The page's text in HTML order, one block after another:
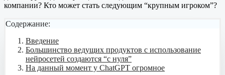
компании? Кто может стать следующим “крупным игроком”?
Содержание:
Введение
Большинство ведущих продуктов с использование
нейросетей создаются “с нуля”
На данный момент у ChatGPT огромное